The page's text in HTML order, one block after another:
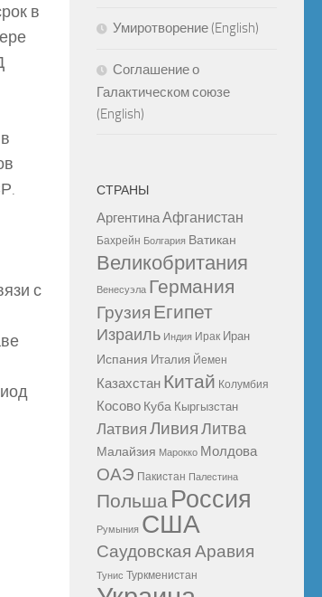
в
с
Умиротворение (English)
Соглашение о
Галактическом союзе
(English)
СТРАНЫ
АргентинаАфганистан
Бахрейн Болгария Ватикан
Великобритания
Венесуэла Германия
Грузия Египет
Израиль Индия Ирак Иран
Испания Италия Йемен
Казахстан Китай Колумбия
Косово Куба Кыргызстан
Латвия ЛивияЛитва
Малайзия Марокко Молдова
ОАЭ Пакистан Палестина
Польша Россия
Румыния США
Саудовская Аравия
Тунис Туркменистан